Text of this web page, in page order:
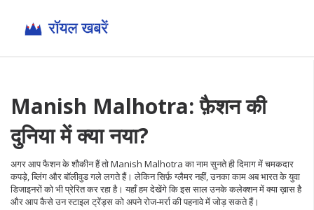
Manish Malhotra: फ़ैशन की
दुनिया में क्या नया?
अगर आप फैशन के शौकीन हैं तो Manish Malhotra का नाम सुनते ही दिमाग में चमकदार
कपड़े, ब्लिंग और बॉलीवुड गले लगते हैं। लेकिन सिर्फ़ ग्लैमर नहीं, उनका काम अब भारत के युवा
डिजाइनरों को भी प्रेरित कर रहा है। यहाँ हम देखेंगे कि इस साल उनके कलेक्शन में क्या ख़ास है
और आप कैसे उन स्टाइल ट्रेंड्स को अपने रोज‑मर्रा की पहनावे में जोड़ सकते हैं।